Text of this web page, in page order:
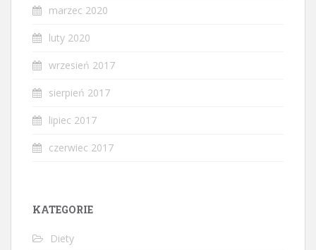
marzec 2020
luty 2020
wrzesień 2017
sierpień 2017
lipiec 2017
czerwiec 2017
KATEGORIE
Diety